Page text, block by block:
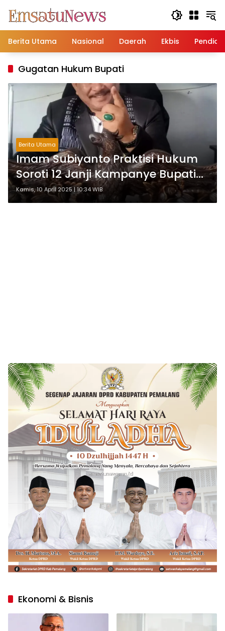
konten
Berita Utama
Nasional Daerah Ekbis
Gugatan Hukum Bupati
Berita Utama
Imam Subiyanto Praktisi Hukum
Soroti 12 Janji Kampanye Bupati
Pemalang, Kegagalan
Implementasi Berpotensi
Kamis, 10 April 2025 | 10:34 WIB
Ekonomi & Bisnis